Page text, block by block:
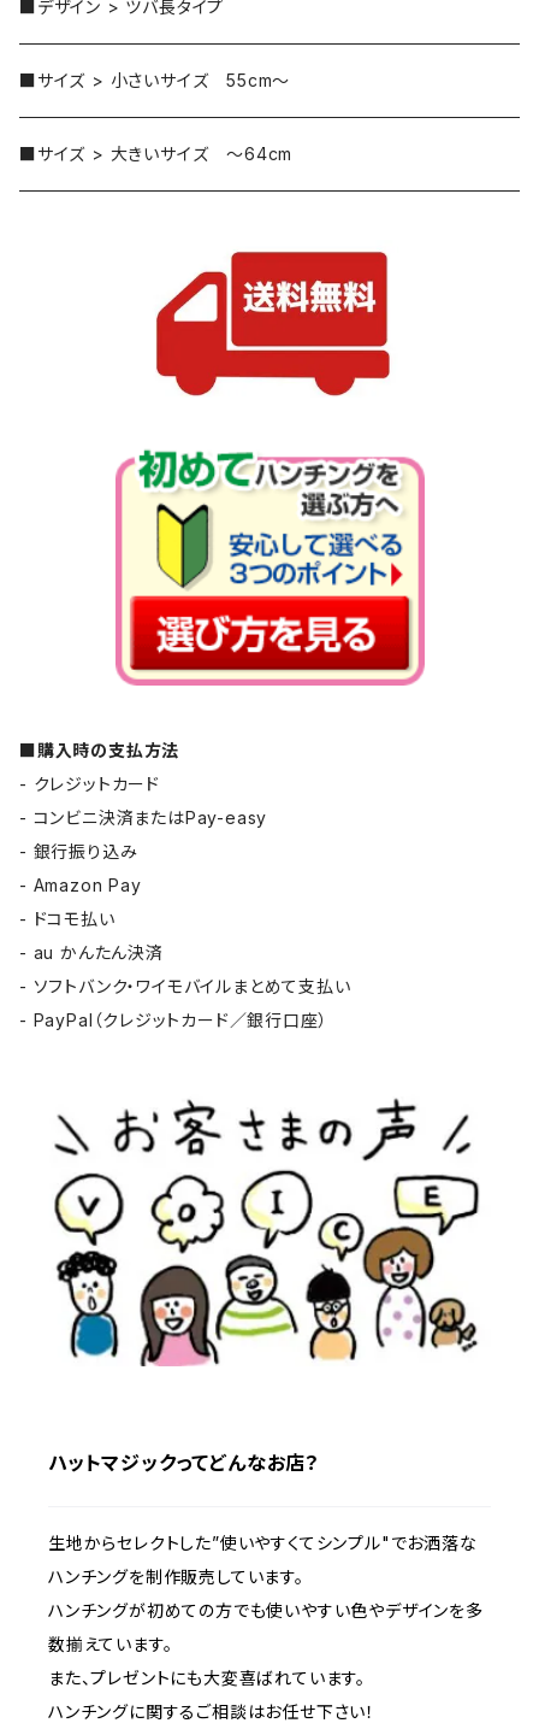
■デザイン > ツバ長タイプ
■サイズ > 小さいサイズ 55cm～
■サイズ > 大きいサイズ ～64cm
■購入時の支払方法
- クレジットカード
- コンビニ決済またはPay-easy
- 銀行振り込み
- Amazon Pay
- ドコモ払い
- au かんたん決済
- ソフトバンク・ワイモバイルまとめて支払い
- PayPal（クレジットカード／銀行口座）
ハットマジックってどんなお店？
生地からセレクトした”使いやすくてシンプル"でお洒落な
ハンチングを制作販売しています。
ハンチングが初めての方でも使いやすい色やデザインを多
数揃えています。
また、プレゼントにも大変喜ばれています。
ハンチングに関するご相談はお任せ下さい！